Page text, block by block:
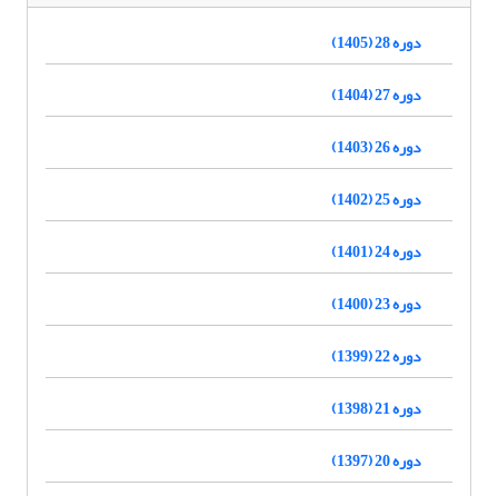
دوره 28 (1405)
دوره 27 (1404)
دوره 26 (1403)
دوره 25 (1402)
دوره 24 (1401)
دوره 23 (1400)
دوره 22 (1399)
دوره 21 (1398)
دوره 20 (1397)